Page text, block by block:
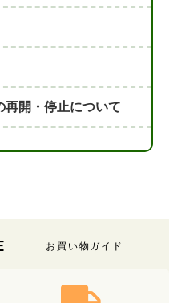
再開・停止について
お買い物ガイド